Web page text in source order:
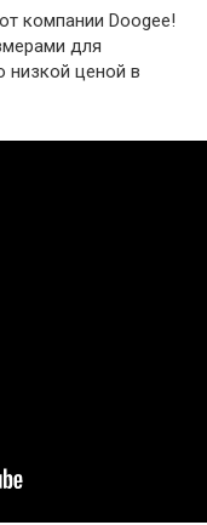
компании Doogee!
для
низкой ценой в